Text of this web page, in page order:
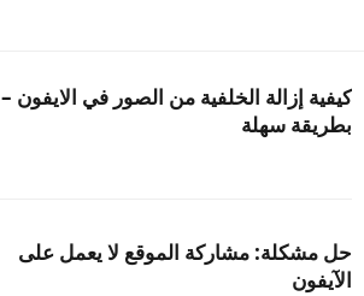
كيفية إزالة الخلفية من الصور في الايفون –
بطريقة سهلة
حل مشكلة: مشاركة الموقع لا يعمل على
الآيفون